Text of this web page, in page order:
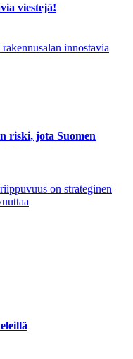
viestejä!
innostavia
riski, jota Suomen
on strateginen